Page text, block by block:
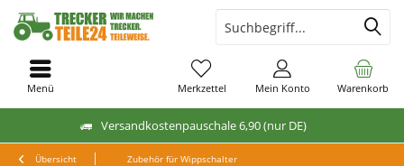
Versandkostenpauschale 6,90 (nur DE)
Warenkorb
Merkzettel Mein Konto
Menü
Übersicht Zubehör für Wippschalter